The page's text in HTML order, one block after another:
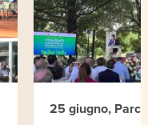
25 giugno,